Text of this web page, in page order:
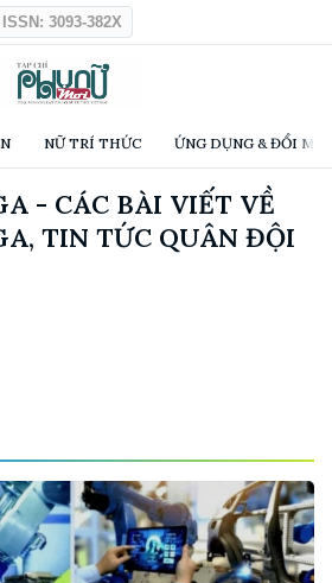
ISSN: 3093-382X
NỮ TRÍ THỨC ỨNG DỤNG & ĐỔI
- CÁC BÀI VIẾT VỀ
TIN TỨC QUÂN ĐỘI